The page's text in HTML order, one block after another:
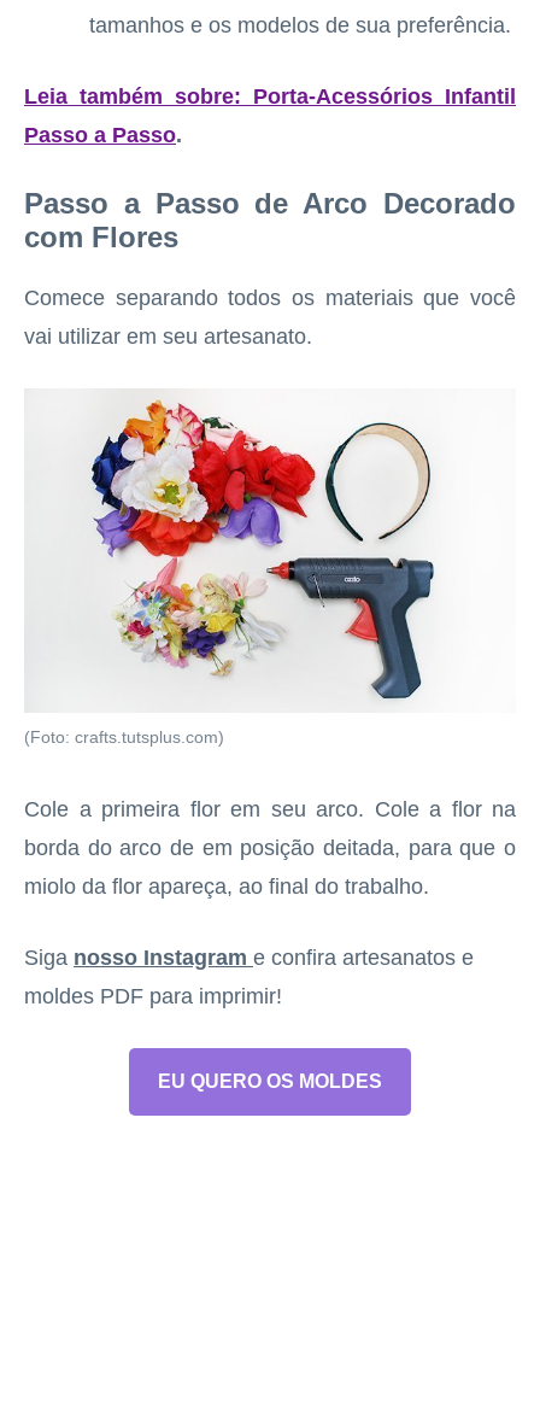
tamanhos e os modelos de sua preferência.
Leia também sobre: Porta-Acessórios Infantil
Passo a Passo.
Passo a Passo de Arco Decorado
com Flores
Comece separando todos os materiais que você
vai utilizar em seu artesanato.
(Foto: crafts.tutsplus.com)
Cole a primeira flor em seu arco. Cole a flor na
borda do arco de em posição deitada, para que o
miolo da flor apareça, ao final do trabalho.
Siga nosso Instagram e confira artesanatos e
moldes PDF para imprimir!
EU QUERO OS MOLDES